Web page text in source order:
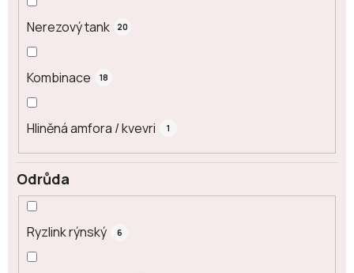
Odrůda
Ryzlink rýnský 6
Nerezový tank 20
Kombinace 18
Hliněná amfora / kvevri 1